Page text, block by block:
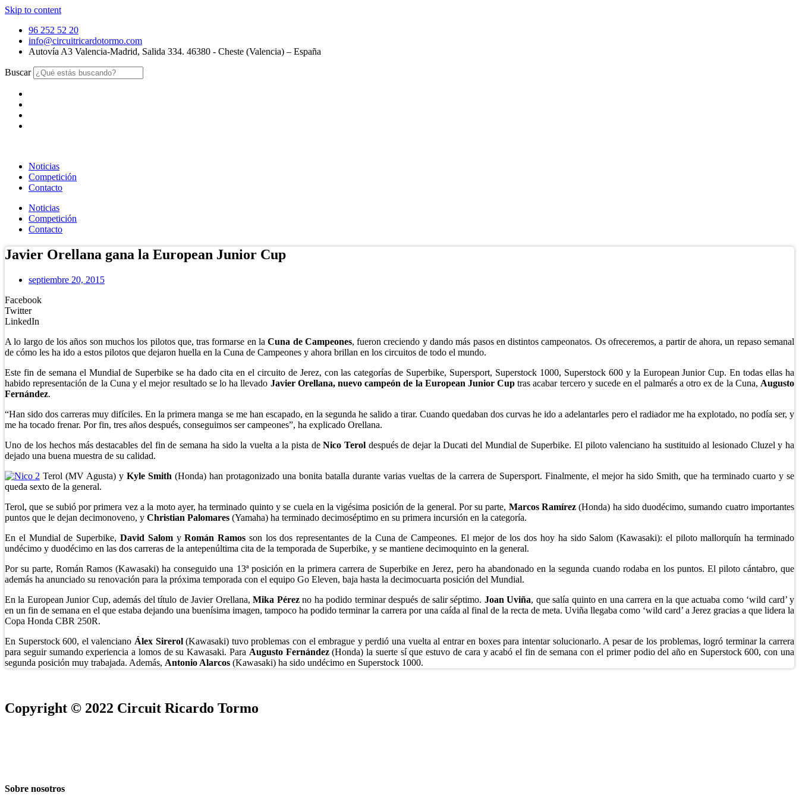
Skip to content
96 252 52 20
info@circuitricardotormo.com
Autovía A3 Valencia-Madrid, Salida 334. 46380 - Cheste (Valencia) – España
Buscar
Noticias
Competición
Contacto
Noticias
Competición
Contacto
Javier Orellana gana la European Junior Cup
septiembre 20, 2015
Facebook
Twitter
LinkedIn
A lo largo de los años son muchos los pilotos que, tras formarse en laCuna de Campeones, fueron creciendo y dando más pasos en distintos campeonatos. Os ofreceremos, a partir de ahora, un repaso semanal
de cómo les ha ido a estos pilotos que dejaron huella en la Cuna de Campeones y ahora brillan en los circuitos de todo el mundo.
Este fin de semana el Mundial de Superbike se ha dado cita en el circuito de Jerez, con las categorías de Superbike, Supersport, Superstock 1000, Superstock 600 y la European Junior Cup. En todas ellas ha
habido representación de la Cuna y el mejor resultado se lo ha llevado Javier Orellana, nuevo campeón de la European Junior Cup tras acabar tercero y sucede en el palmarés a otro ex de la Cuna, Augusto
Fernández.
“Han sido dos carreras muy difíciles. En la primera manga se me han escapado, en la segunda he salido a tirar. Cuando quedaban dos curvas he ido a adelantarles pero el radiador me ha explotado, no podía ser, y
me ha tocado frenar. Por fin, tres años después, conseguimos ser campeones”, ha explicado Orellana.
Uno de los hechos más destacables del fin de semana ha sido la vuelta a la pista deNico Terol después de dejar la Ducati del Mundial de Superbike. El piloto valenciano ha sustituido al lesionado Cluzel y ha
dejado una buena muestra de su calidad.
Terol (MV Agusta) y Kyle Smith (Honda) han protagonizado una bonita batalla durante varias vueltas de la carrera de Supersport. Finalmente, el mejor ha sido Smith, que ha terminado cuarto y se
queda sexto de la general.
Terol, que se subió por primera vez a la moto ayer, ha terminado quinto y se cuela en la vigésima posición de la general. Por su parte, Marcos Ramírez (Honda) ha sido duodécimo, sumando cuatro importantes
puntos que le dejan decimonoveno, y Christian Palomares (Yamaha) ha terminado decimoséptimo en su primera incursión en la categoría.
En el Mundial de Superbike, David SalomyRomán Ramos son los dos representantes de la Cuna de Campeones. El mejor de los dos hoy ha sido Salom (Kawasaki): el piloto mallorquín ha terminado
undécimo y duodécimo en las dos carreras de la antepenúltima cita de la temporada de Superbike, y se mantiene decimoquinto en la general.
Por su parte, Román Ramos (Kawasaki) ha conseguido una 13ª posición en la primera carrera de Superbike en Jerez, pero ha abandonado en la segunda cuando rodaba en los puntos. El piloto cántabro, que
además ha anunciado su renovación para la próxima temporada con el equipo Go Eleven, baja hasta la decimocuarta posición del Mundial.
En la European Junior Cup, además del título de Javier Orellana,Mika Pérezno ha podido terminar después de salir séptimo. Joan Uviña, que salía quinto en una carrera en la que actuaba como ‘wild card’ y
en un fin de semana en el que estaba dejando una buenísima imagen, tampoco ha podido terminar la carrera por una caída al final de la recta de meta. Uviña llegaba como ‘wild card’ a Jerez gracias a que lidera la
Copa Honda CBR 250R.
En Superstock 600, el valenciano Álex Sirerol(Kawasaki) tuvo problemas con el embrague y perdió una vuelta al entrar en boxes para intentar solucionarlo. A pesar de los problemas, logró terminar la carrera
para seguir sumando experiencia a lomos de su Kawasaki. Para Augusto Fernández(Honda) la suerte sí que estuvo de cara y acabó el fin de semana con el primer podio del año en Superstock 600, con una
segunda posición muy trabajada. Además, Antonio Alarcos (Kawasaki) ha sido undécimo en Superstock 1000.
Copyright © 2022 Circuit Ricardo Tormo
Sobre nosotros